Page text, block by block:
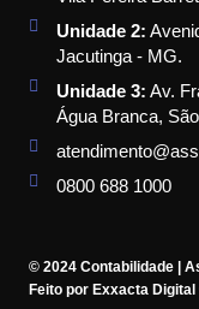
Unidade 2:
Jacutinga - MG.
Unidade 3: Av.
Água Branca,
0800 688 1000
© 2024 Contabilidade |
Feito por Exxacta